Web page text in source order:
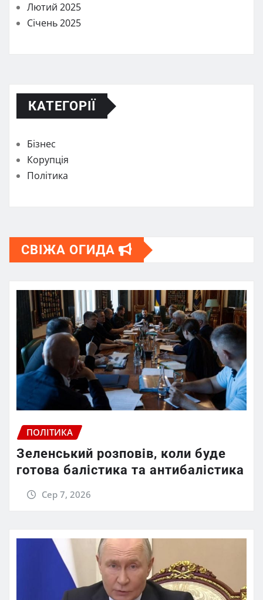
Лютий 2025
Січень 2025
КАТЕГОРІЇ
Бізнес
Корупція
Політика
СВІЖА ОГИДА
ПОЛІТИКА
Зеленський розповів, коли буде
готова балістика та антибалістика
Сер 7, 2026